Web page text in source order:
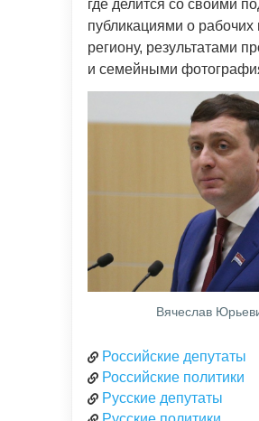
где делится со своими
публикациями о рабочих
региону, результатами
и семейными
Вячеслав
Российские депутаты
Российские политики
Русские депутаты